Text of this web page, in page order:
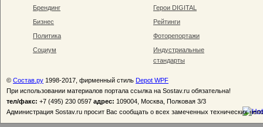
Брендинг
Бизнес
Политика
Социум
Герои DIGITAL
Рейтинги
Фоторепортажи
Индустриальные
стандарты
© Состав.ру 1998-2017, фирменный стиль Depot WPF
При использовании материалов портала ссылка на Sostav.ru обязательна!
тел/факс: +7 (495) 230 0597 адрес: 109004, Москва, Полковая 3/3
Администрация Sostav.ru просит Вас сообщать о всех замеченных технических